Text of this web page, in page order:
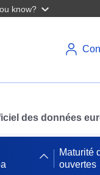
know?
des données
Maturité
ouvertes